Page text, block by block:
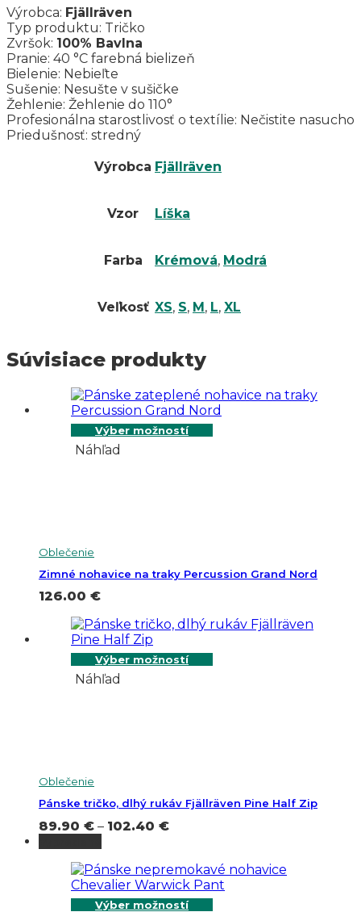
Výrobca: Fjällräven
Typ produktu: Tričko
Zvršok: 100% Bavlna
Pranie: 40 °C farebná bielizeň
Bielenie: Nebieľte
Sušenie: Nesušte v sušičke
Žehlenie: Žehlenie do 110°
Profesionálna starostlivosť o textílie: Nečistite nasucho
Priedušnosť: stredný
Výrobca Fjällräven
Vzor Líška
Farba Krémová, Modrá
Veľkosť XS, S, M, L, XL
Súvisiace produkty
Výber možností
Náhľad
Oblečenie
Zimné nohavice na traky Percussion Grand Nord
126.00 €
Výber možností
Náhľad
Oblečenie
Pánske tričko, dlhý rukáv Fjällräven Pine Half Zip
89.90 € – 102.40 €Price
through
102.40 €
Výber možností